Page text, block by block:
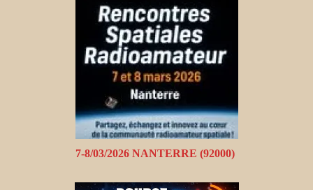
7-8/03/2026 NANTERRE (92000)